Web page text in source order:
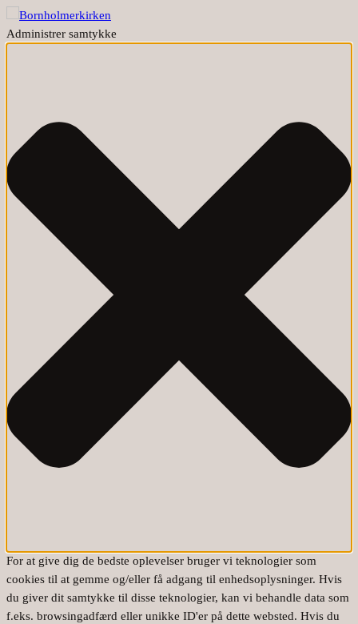
Administrer samtykke
For at give dig de bedste oplevelser bruger vi teknologier som
cookies til at gemme og/eller få adgang til enhedsoplysninger. Hvis
du giver dit samtykke til disse teknologier, kan vi behandle data som
f.eks. browsingadfærd eller unikke ID'er på dette websted. Hvis du